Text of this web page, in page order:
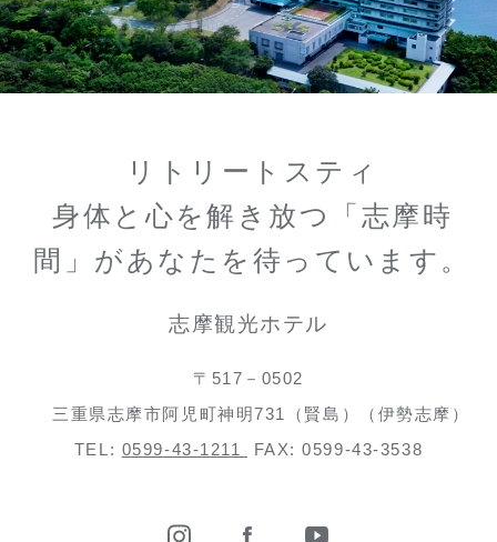
リトリートスティ
身体と心を解き放つ「志摩時
間」があなたを待っています。
志摩観光ホテル
〒517－0502
三重県志摩市阿児町神明731（賢島）（伊勢志摩）
TEL: 0599-43-1211 FAX: 0599-43-3538